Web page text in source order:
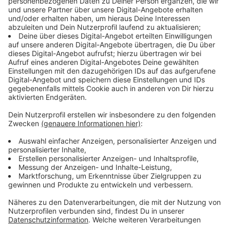
Immer auf dem Laufenden
bleiben!
Verpass' nichts mehr - mit unserem kostenlosen
ANTENNE BAYERN Newsletter. Ob Nachrichten,
Lifestyle oder unsere neuesten Aktionen - wir
informieren dich.
Zum Newsletter anmelden